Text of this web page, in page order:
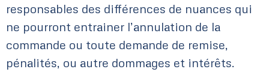
responsables des différences de nuances qui
ne pourront entrainer l’annulation de la
commande ou toute demande de remise,
pénalités, ou autre dommages et intérêts.